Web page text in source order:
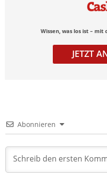
Wissen, was los ist –
JETZT
Abonnieren